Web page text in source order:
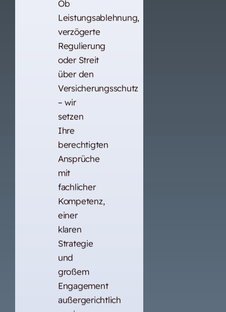
Ob
Leistungsablehnung,
verzögerte
Regulierung
oder Streit
über den
Versicherungsschutz
– wir
setzen
Ihre
berechtigten
Ansprüche
mit
fachlicher
Kompetenz,
einer
klaren
Strategie
und
großem
Engagement
außergerichtlich